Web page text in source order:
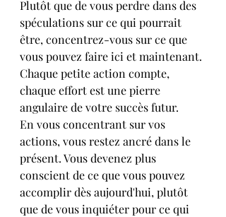
Plutôt que de vous perdre dans des
spéculations sur ce qui pourrait
être, concentrez-vous sur ce que
vous pouvez faire ici et maintenant.
Chaque petite action compte,
chaque effort est une pierre
angulaire de votre succès futur.
En vous concentrant sur vos
actions, vous restez ancré dans le
présent. Vous devenez plus
conscient de ce que vous pouvez
accomplir dès aujourd'hui, plutôt
que de vous inquiéter pour ce qui